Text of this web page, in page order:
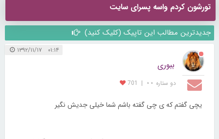
تورشون کردم واسه پسرای سایت
جدیدترین مطالب این تاپیک (کلیک کنید)
۰۱:۱۴ ۱۳۹۲/۱۱/۱۷
ببوری
دو ستاره ⋆⋆ |
701
یچی گفتم که ی چی گفته باشم شما خیلی جدیش نگیر